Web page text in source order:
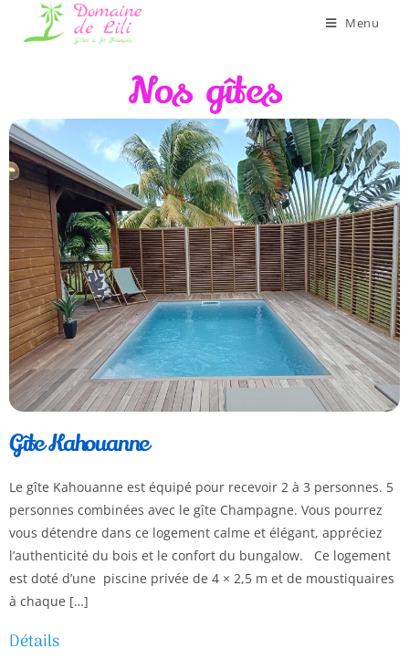
Menu
Nos gîtes
Gîte Kahouanne
Le gîte Kahouanne est équipé pour recevoir 2 à 3 personnes. 5
personnes combinées avec le gîte Champagne. Vous pourrez
vous détendre dans ce logement calme et élégant, appréciez
l’authenticité du bois et le confort du bungalow. Ce logement
est doté d’une piscine privée de 4 × 2,5 m et de moustiquaires
à chaque […]
Détails